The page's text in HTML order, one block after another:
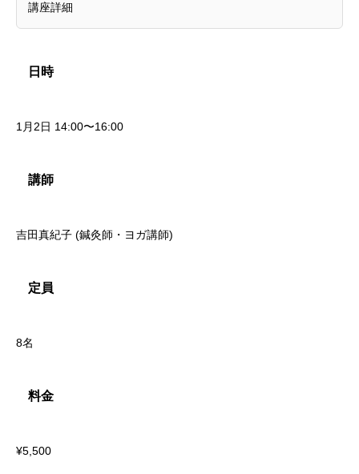
講座詳細
日時
1月2日 14:00〜16:00
講師
吉田真紀子 (鍼灸師・ヨガ講師)
定員
8名
料金
¥5,500